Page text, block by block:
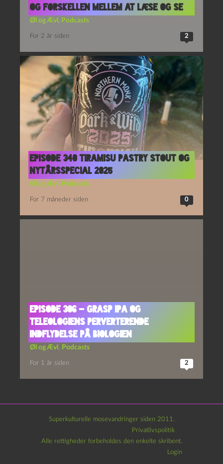
og Forskellen Mellem at Læse og Se
Øl og Ævl , Podcasts
For 2 år siden 2
Episode 340 Tiramisu Pastry Stout og
Nytårsspecial 2025
Øl og Ævl , Podcasts
For 7 måneder siden 0
Episode 306 – GRASP IPA og
Teleologiens Perverterende
Indflydelse På Biologien
Øl og Ævl Podcasts
For 1 år siden 2
Superkulturelle mosevandringer siden 2011.
Privatlivspolitik
Alle rettigheder forbeholdes den enkelte skribent.
Login